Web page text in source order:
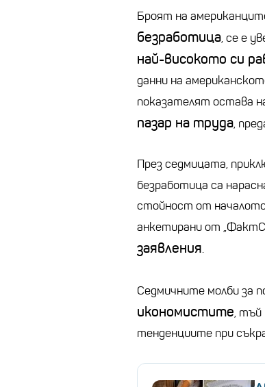
Броят на
безработица, се е
най-високото си
данни на
показателят остава
пазар на труда,
През седмицата,
безработица са
стойност от
анкетирани от
заявления.
Седмичните молби за
икономистите, тъй
тенденциите при